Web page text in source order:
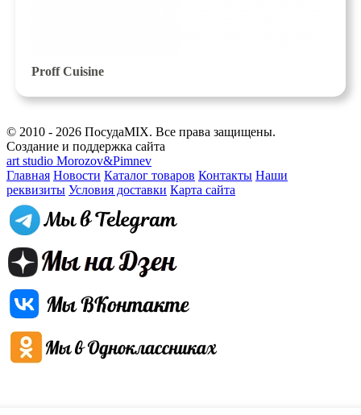
Proff Cuisine
© 2010 - 2026 ПосудаMIX. Все права защищены.
Создание и поддержка сайта
art studio Morozov&Pimnev
Главная Новости Каталог товаров Контакты Наши
реквизиты Условия доставки Карта сайта